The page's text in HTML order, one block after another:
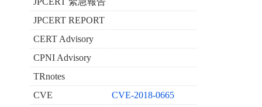
JPCERT REPORT
CERT Advisory
CPNI Advisory
TRnotes
CVE
CVE-2018-0665